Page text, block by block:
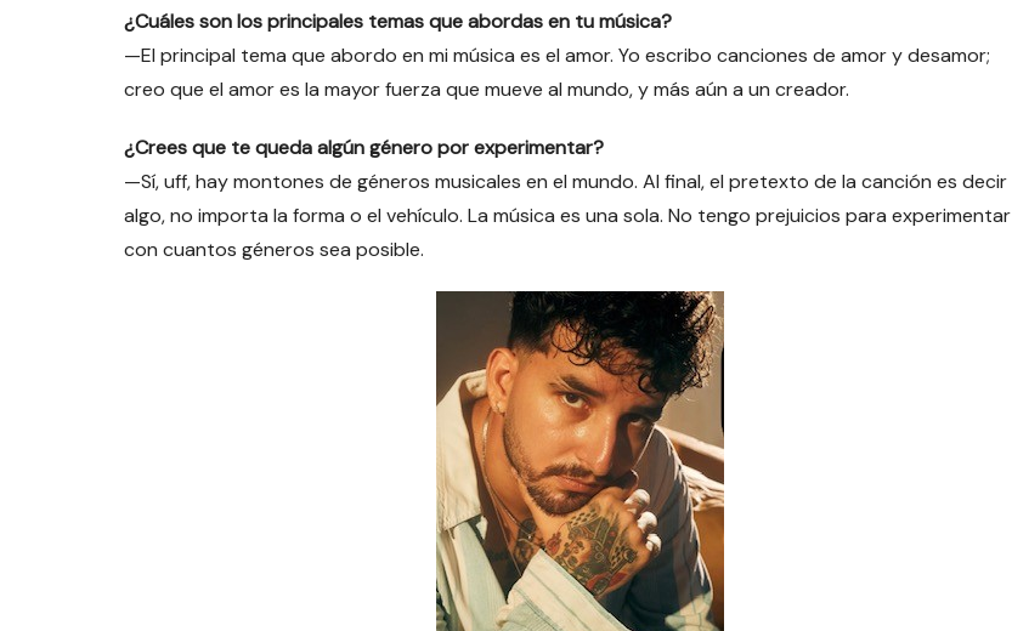
¿Cuáles son los principales temas que abordas en tu música?
—El principal tema que abordo en mi música es el amor. Yo escribo canciones de amor y desamor;
creo que el amor es la mayor fuerza que mueve al mundo, y más aún a un creador.
¿Crees que te queda algún género por experimentar?
—Sí, uff, hay montones de géneros musicales en el mundo. Al final, el pretexto de la canción es decir
algo, no importa la forma o el vehículo. La música es una sola. No tengo prejuicios para experimentar
con cuantos géneros sea posible.